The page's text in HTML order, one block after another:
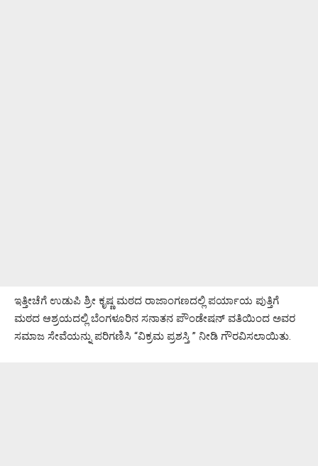
ಇತ್ತೀಚೆಗೆ ಉಡುಪಿ ಶ್ರೀ ಕೃಷ್ಣ ಮಠದ ರಾಜಾಂಗಣದಲ್ಲಿ ಪರ್ಯಾಯ ಪುತ್ತಿಗೆ
ಮಠದ ಆಶ್ರಯದಲ್ಲಿ ಬೆಂಗಳೂರಿನ ಸನಾತನ ಪೌಂಡೇಷನ್ ವತಿಯಿಂದ ಅವರ
ಸಮಾಜ‌‌ ಸೇವೆಯನ್ನು ಪರಿಗಣಿಸಿ “ವಿಕ್ರಮ ಪ್ರಶಸ್ತಿ ” ನೀಡಿ ಗೌರವಿಸಲಾಯಿತು.